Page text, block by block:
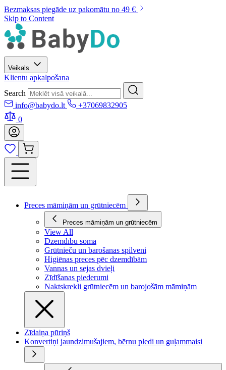
Bezmaksas piegāde uz pakomātu no 49 €
Skip to Content
Veikals
Klientu apkalpošana
Search
info@babydo.lt
+37069832905
0
Preces māmiņām un grūtniecēm
Preces māmiņām un grūtniecēm
View All
Dzemdību soma
Grūtnieču un barošanas spilveni
Higiēnas preces pēc dzemdībām
Vannas un sejas dvieļi
Zīdīšanas piederumi
Naktskrekli grūtniecēm un barojošām māmiņām
Zīdaiņa pūriņš
Konvertiņi jaundzimušajiem, bērnu pledi un guļammaisi